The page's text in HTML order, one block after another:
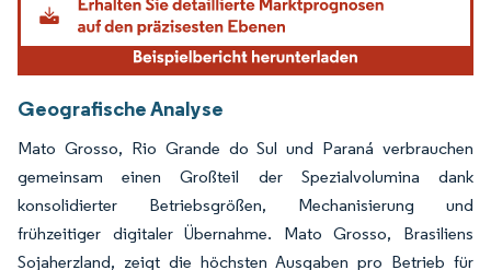
Geografische Analyse
Mato Grosso, Rio Grande do Sul und Paraná verbrauchen
gemeinsam einen Großteil der Spezialvolumina dank
konsolidierter Betriebsgrößen, Mechanisierung und
frühzeitiger digitaler Übernahme. Mato Grosso, Brasiliens
Sojaherzland, zeigt die höchsten Ausgaben pro Betrieb für